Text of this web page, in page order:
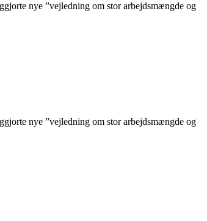
nye ”vejledning om stor arbejdsmængde og
nye ”vejledning om stor arbejdsmængde og